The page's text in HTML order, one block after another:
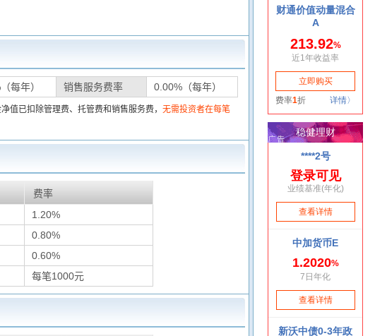
每年） 销售服务费率 0.00%（每年）
值已扣除管理费、托管费和销售服务费， 无需投资者在每笔
费率
1.20%
0.80%
0.60%
每笔1000元